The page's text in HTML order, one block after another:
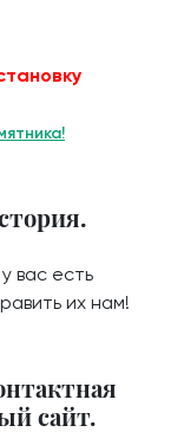
вас есть
их нам!
сайт.